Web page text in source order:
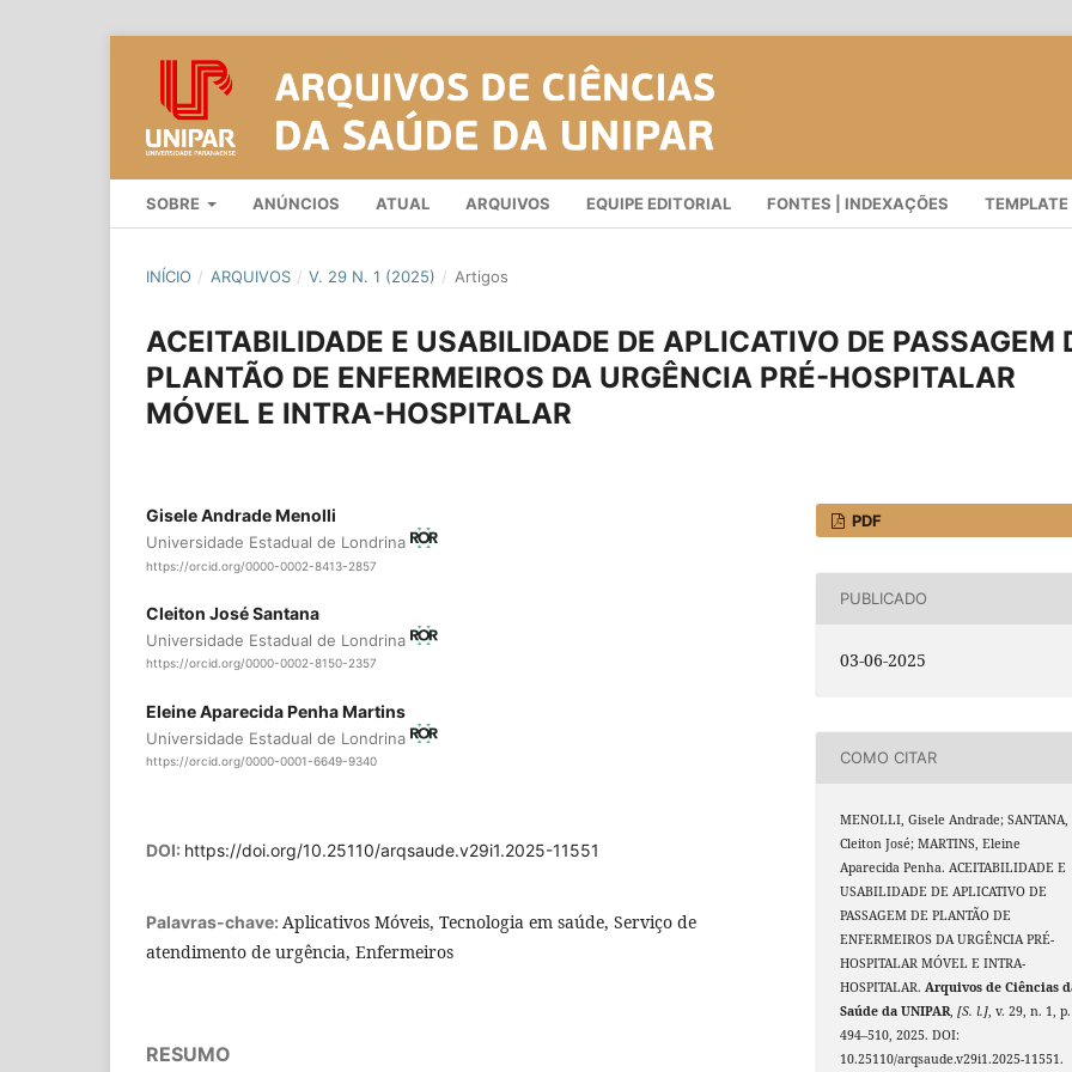
SOBRE ANÚNCIOS ATUAL ARQUIVOS EQUIPE EDITORIAL FONTES | INDEXAÇÕES TEMPLATE
INÍCIO / ARQUIVOS / V. 29 N. 1 (2025) / Artigos
ACEITABILIDADE E USABILIDADE DE APLICATIVO DE PASSAGEM
PLANTÃO DE ENFERMEIROS DA URGÊNCIA PRÉ-HOSPITALAR
MÓVEL E INTRA-HOSPITALAR
Gisele Andrade Menolli
Universidade Estadual de Londrina
https://orcid.org/0000-0002-8413-2857
Cleiton José Santana
Universidade Estadual de Londrina
https://orcid.org/0000-0002-8150-2357
Eleine Aparecida Penha Martins
Universidade Estadual de Londrina
https://orcid.org/0000-0001-6649-9340
DOI: https://doi.org/10.25110/arqsaude.v29i1.2025-11551
Palavras-chave: Aplicativos Móveis, Tecnologia em saúde, Serviço de
atendimento de urgência, Enfermeiros
RESUMO
PDF
PUBLICADO
03-06-2025
COMO CITAR
MENOLLI, Gisele Andrade; SANTANA,
Cleiton José; MARTINS, Eleine
Aparecida Penha. ACEITABILIDADE E
USABILIDADE DE APLICATIVO DE
PASSAGEM DE PLANTÃO DE
ENFERMEIROS DA URGÊNCIA PRÉ-
HOSPITALAR MÓVEL E INTRA-
HOSPITALAR.Arquivos de Ciências
Saúde da UNIPAR,[S. l.], v. 29, n. 1, p.
494–510, 2025. DOI:
10.25110/arqsaude.v29i1.2025-11551.